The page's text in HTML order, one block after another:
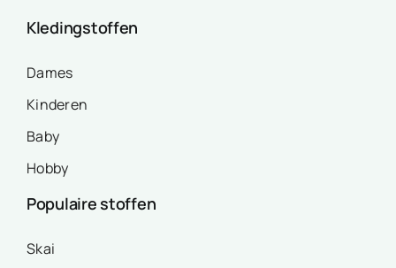
Kledingstoffen
Dames
Kinderen
Baby
Hobby
Populaire stoffen
Skai